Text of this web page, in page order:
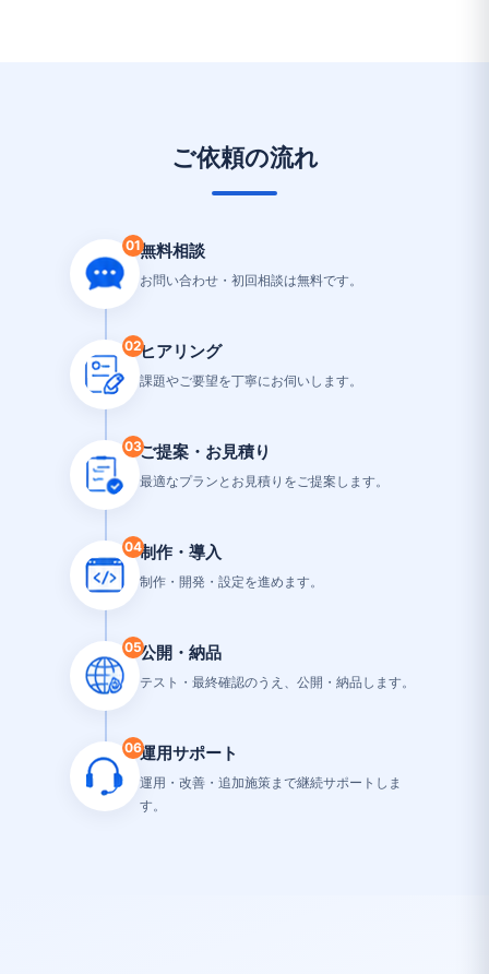
ご依頼の流れ
01無料相談
お問い合わせ・初回相談は無料です。
02ヒアリング
課題やご要望を丁寧にお伺いします。
03ご提案・お見積り
最適なプランとお見積りをご提案します。
04制作・導入
制作・開発・設定を進めます。
05公開・納品
テスト・最終確認のうえ、公開・納品します。
06運用サポート
運用・改善・追加施策まで継続サポートしま
す。